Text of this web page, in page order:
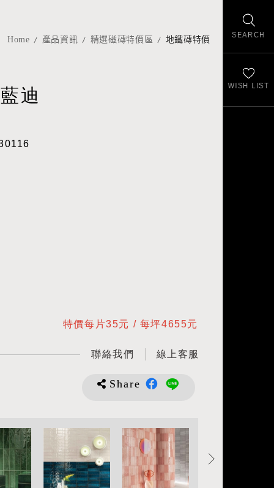
SEARCH
WISH LIST
Home 產品資訊 精選磁磚特價區 地鐵磚特價
迪
特價每片35元 / 每坪4655元
聯絡我們 線上客服
Share